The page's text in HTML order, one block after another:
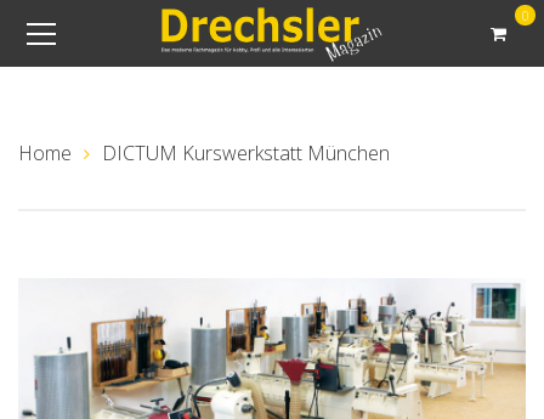
0
Home DICTUM Kurswerkstatt München